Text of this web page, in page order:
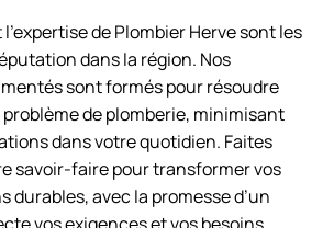
l’expertise de Plombier Herve sont les
dans la région. Nos
sont formés pour résoudre
de plomberie, minimisant
dans votre quotidien. Faites
savoir-faire pour transformer vos
durables, avec la promesse d’un